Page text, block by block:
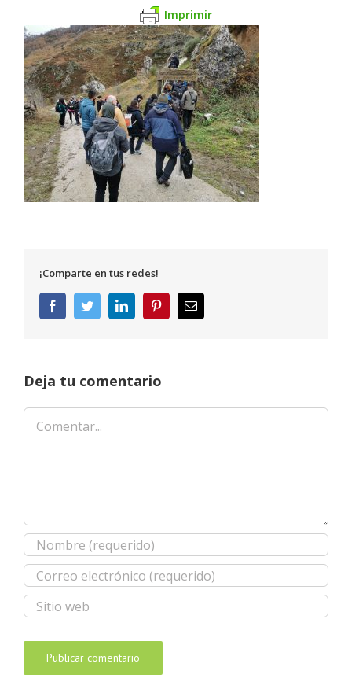
Imprimir
¡Comparte en tus redes!
FacebookTwitterLinkedInPinterestCorreo
electrónico
Deja tu comentario
Comentar